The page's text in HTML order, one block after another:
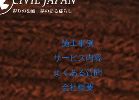
施工事例
サービス内容
よくある質問
会社概要